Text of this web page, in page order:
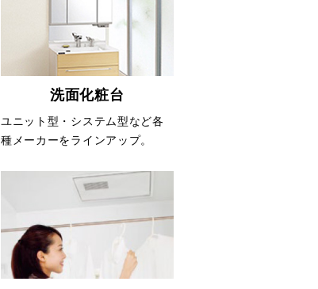
洗面化粧台
ユニット型・システム型など各
種メーカーをラインアップ。